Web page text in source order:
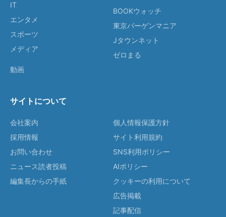
IT
エンタメ
スポーツ
メディア
動画
BOOKウォッチ
東京バーゲンマニア
Jタウンネット
ゼロまる
サイトについて
会社案内
採用情報
お問い合わせ
ニュース読者投稿
編集長からの手紙
個人情報保護方針
サイト利用規約
SNS利用ポリシー
AIポリシー
クッキーの利用について
広告掲載
記事配信